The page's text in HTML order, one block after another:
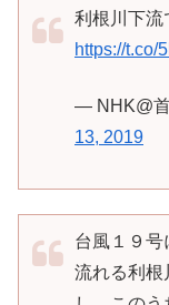
利根川下流
https://t.co/
— NHK@
13, 2019
台風１９号
流れる利根